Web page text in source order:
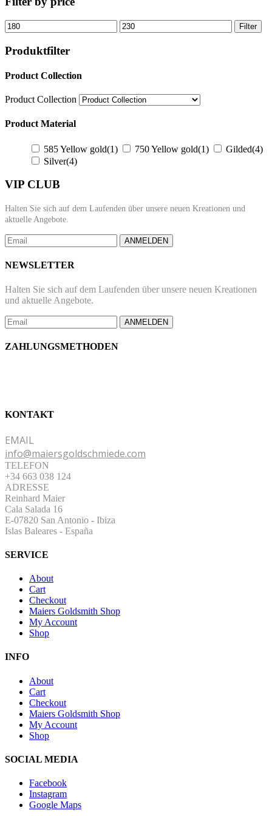
on
variants.
The
the
product
Min
price
Max
price
Filter
Produktfilter
Product Collection
Product Collection
Product Material
585 Yellow gold(1) 750 Yellow gold(1) Gilded(4)
Silver(4)
VIP CLUB
Halten Sie sich auf dem Laufenden über unsere neuen Kreationen und
aktuelle Angebote.
ANMELDEN
NEWSLETTER
Halten Sie sich auf dem Laufenden über unsere neuen Kreationen
und aktuelle Angebote.
ANMELDEN
ZAHLUNGSMETHODEN
KONTAKT
EMAIL
info@maiersgoldschmiede.com
TELEFON
+34 663 038 124
ADRESSE
Reinhard Maier
Cala Salada 16
E-07820 San Antonio - Ibiza
Islas Baleares - España
SERVICE
About
Cart
Checkout
Maiers Goldsmith Shop
My Account
Shop
INFO
About
Cart
Checkout
Maiers Goldsmith Shop
My Account
Shop
SOCIAL MEDIA
Facebook
Instagram
Google Maps